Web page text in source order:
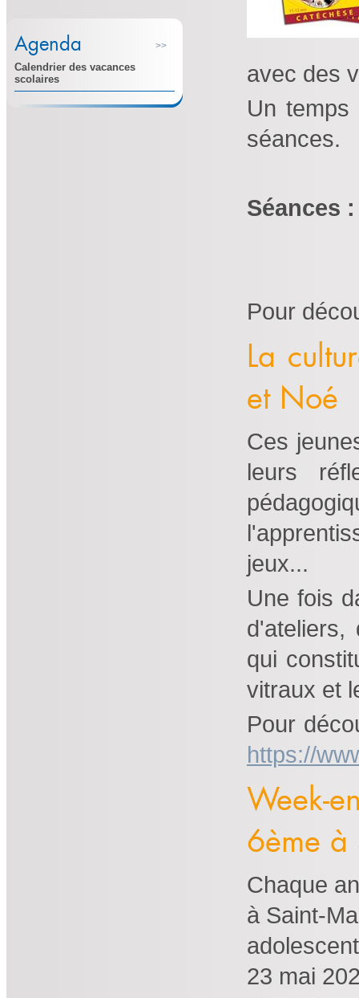
>>
Agenda
Calendrier des vacances
scolaires
avec des
Un temps
séances.
Séances
Pour
La
et Noé
Ces
leurs
jeux...
Une fois
d'ateliers,
qui
vitraux et
Pour
https://
Week-
6ème à
Chaque
à Saint-
23 mai